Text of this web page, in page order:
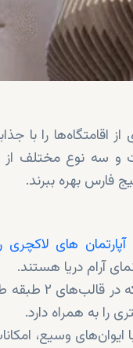
اقامتگاه‌ها را با
نوع مختلف از
فارس بهره ببرند.
آپارتمان‌ های
مرجان لافت‌ها: آپارتمان‌های دوطبقه ۱
را به همراه دارد.
خوابه با مساحت‌های ۸۶۴ تا ۲۳۱۶ فوت مربع که با